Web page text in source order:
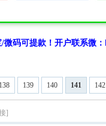
微码可提款！开户联系微：
138 139 140 141 142
]